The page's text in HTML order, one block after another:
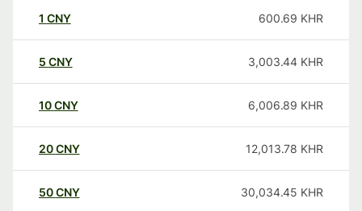
1 CNY 600.69 KHR
5 CNY 3,003.44 KHR
10CNY 6,006.89 KHR
20CNY 12,013.78 KHR
50CNY 30,034.45 KHR